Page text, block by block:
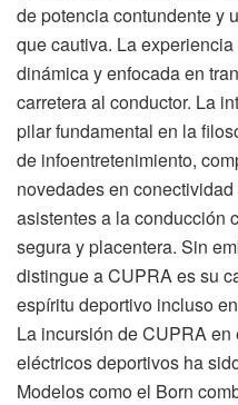
de potencia contundente y
que cautiva. La
dinámica y enfocada en
carretera al conductor. La
pilar fundamental en la
de infoentretenimiento,
novedades en
asistentes a la conducción
segura y placentera. Sin
distingue a CUPRA es su
espíritu deportivo incluso
La incursión de CUPRA
eléctricos deportivos ha
Modelos como el Born